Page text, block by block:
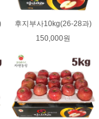
후지부사10kg(26-28과)
150,000원